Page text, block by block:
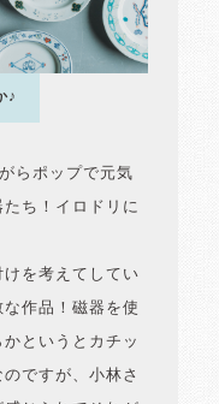
♪
らポップで元気
ち！イロドリに
を考えてしてい
作品！磁器を使
というとカチッ
ですが、小林さ